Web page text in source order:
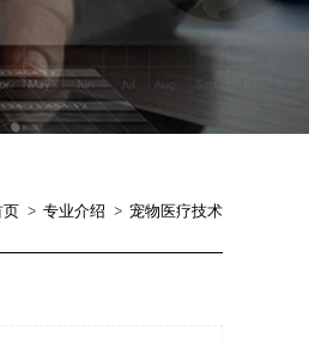
页 专业介绍 宠物医疗技术